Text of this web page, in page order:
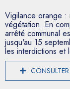
Vigilance orange
végétation. En
arrêté communal
jusqu'au 15
les interdictions et